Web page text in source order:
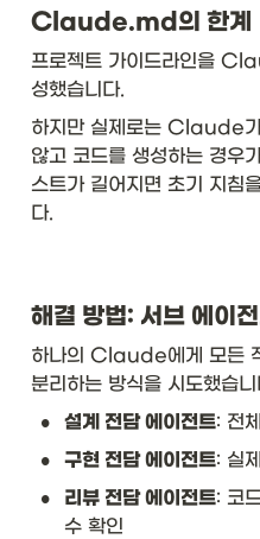
Claude.md의 한계
프로젝트 가이드라인을
성했습니다.
하지만 실제로는 Claude가
않고 코드를 생성하는 경우
스트가 길어지면 초기 지침
다.
해결 방법: 서브 에이
하나의 Claude에게 모든
분리하는 방식을 시도했습니
• 설계 전담 에이전트: 전
• 구현 전담 에이전트: 실
• 리뷰 전담 에이전트: 코
수 확인